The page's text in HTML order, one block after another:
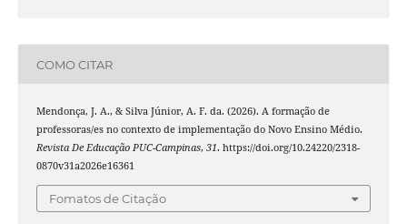
COMO CITAR
Mendonça, J. A., & Silva Júnior, A. F. da. (2026). A formação de
professoras/es no contexto de implementação do Novo Ensino Médio.
Revista De Educação PUC-Campinas, 31. https://doi.org/10.24220/2318-
0870v31a2026e16361
Fomatos de Citação